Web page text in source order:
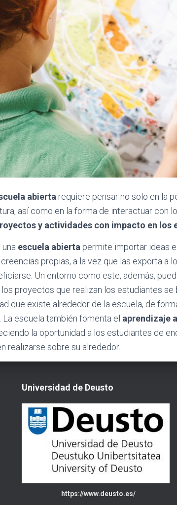
abierta requiere pensar no solo en la
así como en la forma de interactuar con
y actividades con impacto en los
escuela abierta permite importar ideas
propias, a la vez que las exporta a
Un entorno como este, además,
proyectos que realizan los estudiantes se
que existe alrededor de la escuela, de
escuela también fomenta el aprendizaje
la oportunidad a los estudiantes de
realizarse sobre su alrededor.
Universidad de Deusto
https://www.deusto.es/